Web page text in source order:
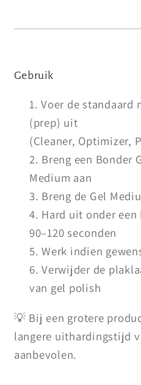
Gebruik
Voer de standaard
(prep) uit
(Cleaner, Optimizer,
Breng een Bonder
Medium aan
Breng de Gel
Hard uit onder een
90–120 seconden
Werk indien
Verwijder de
van gel polish
💡 Bij een grotere
langere uithardingstijd
aanbevolen.